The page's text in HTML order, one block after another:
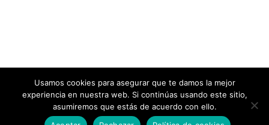
Usamos cookies para asegurar que te damos la mejor
experiencia en nuestra web. Si continúas usando este sitio,
asumiremos que estás de acuerdo con ello.